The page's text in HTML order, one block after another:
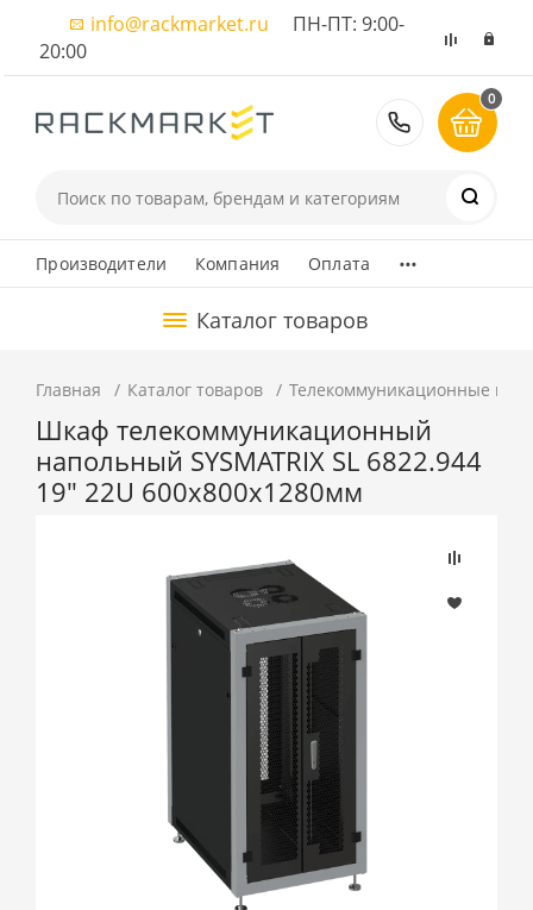
info@rackmarket.ru ПН-ПТ: 9:00-
20:00
8 (495)
0
Производители Компания Оплата ...
Каталог товаров
Главная Каталог товаров Телекоммуникационные
Шкаф телекоммуникационный
напольный SYSMATRIX SL 6822.944
19" 22U 600x800x1280мм